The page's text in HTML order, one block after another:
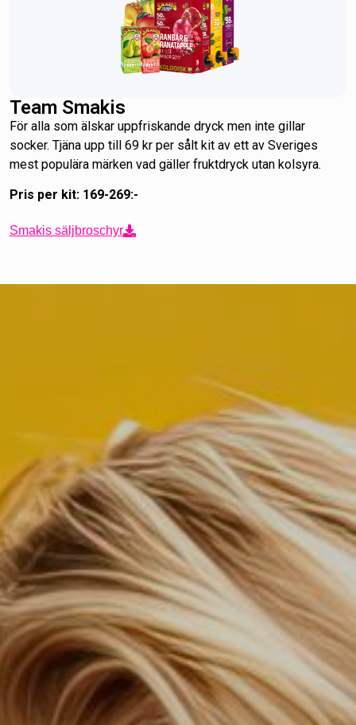
Team Smakis
För alla som älskar uppfriskande dryck men inte gillar
socker. Tjäna upp till 69 kr per sålt kit av ett av Sveriges
mest populära märken vad gäller fruktdryck utan kolsyra.
Pris per kit: 169-269:-
Smakis säljbroschyr